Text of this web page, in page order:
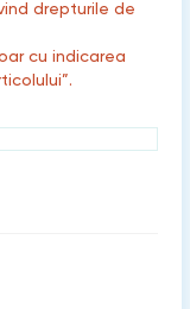
drepturile de
cu indicarea